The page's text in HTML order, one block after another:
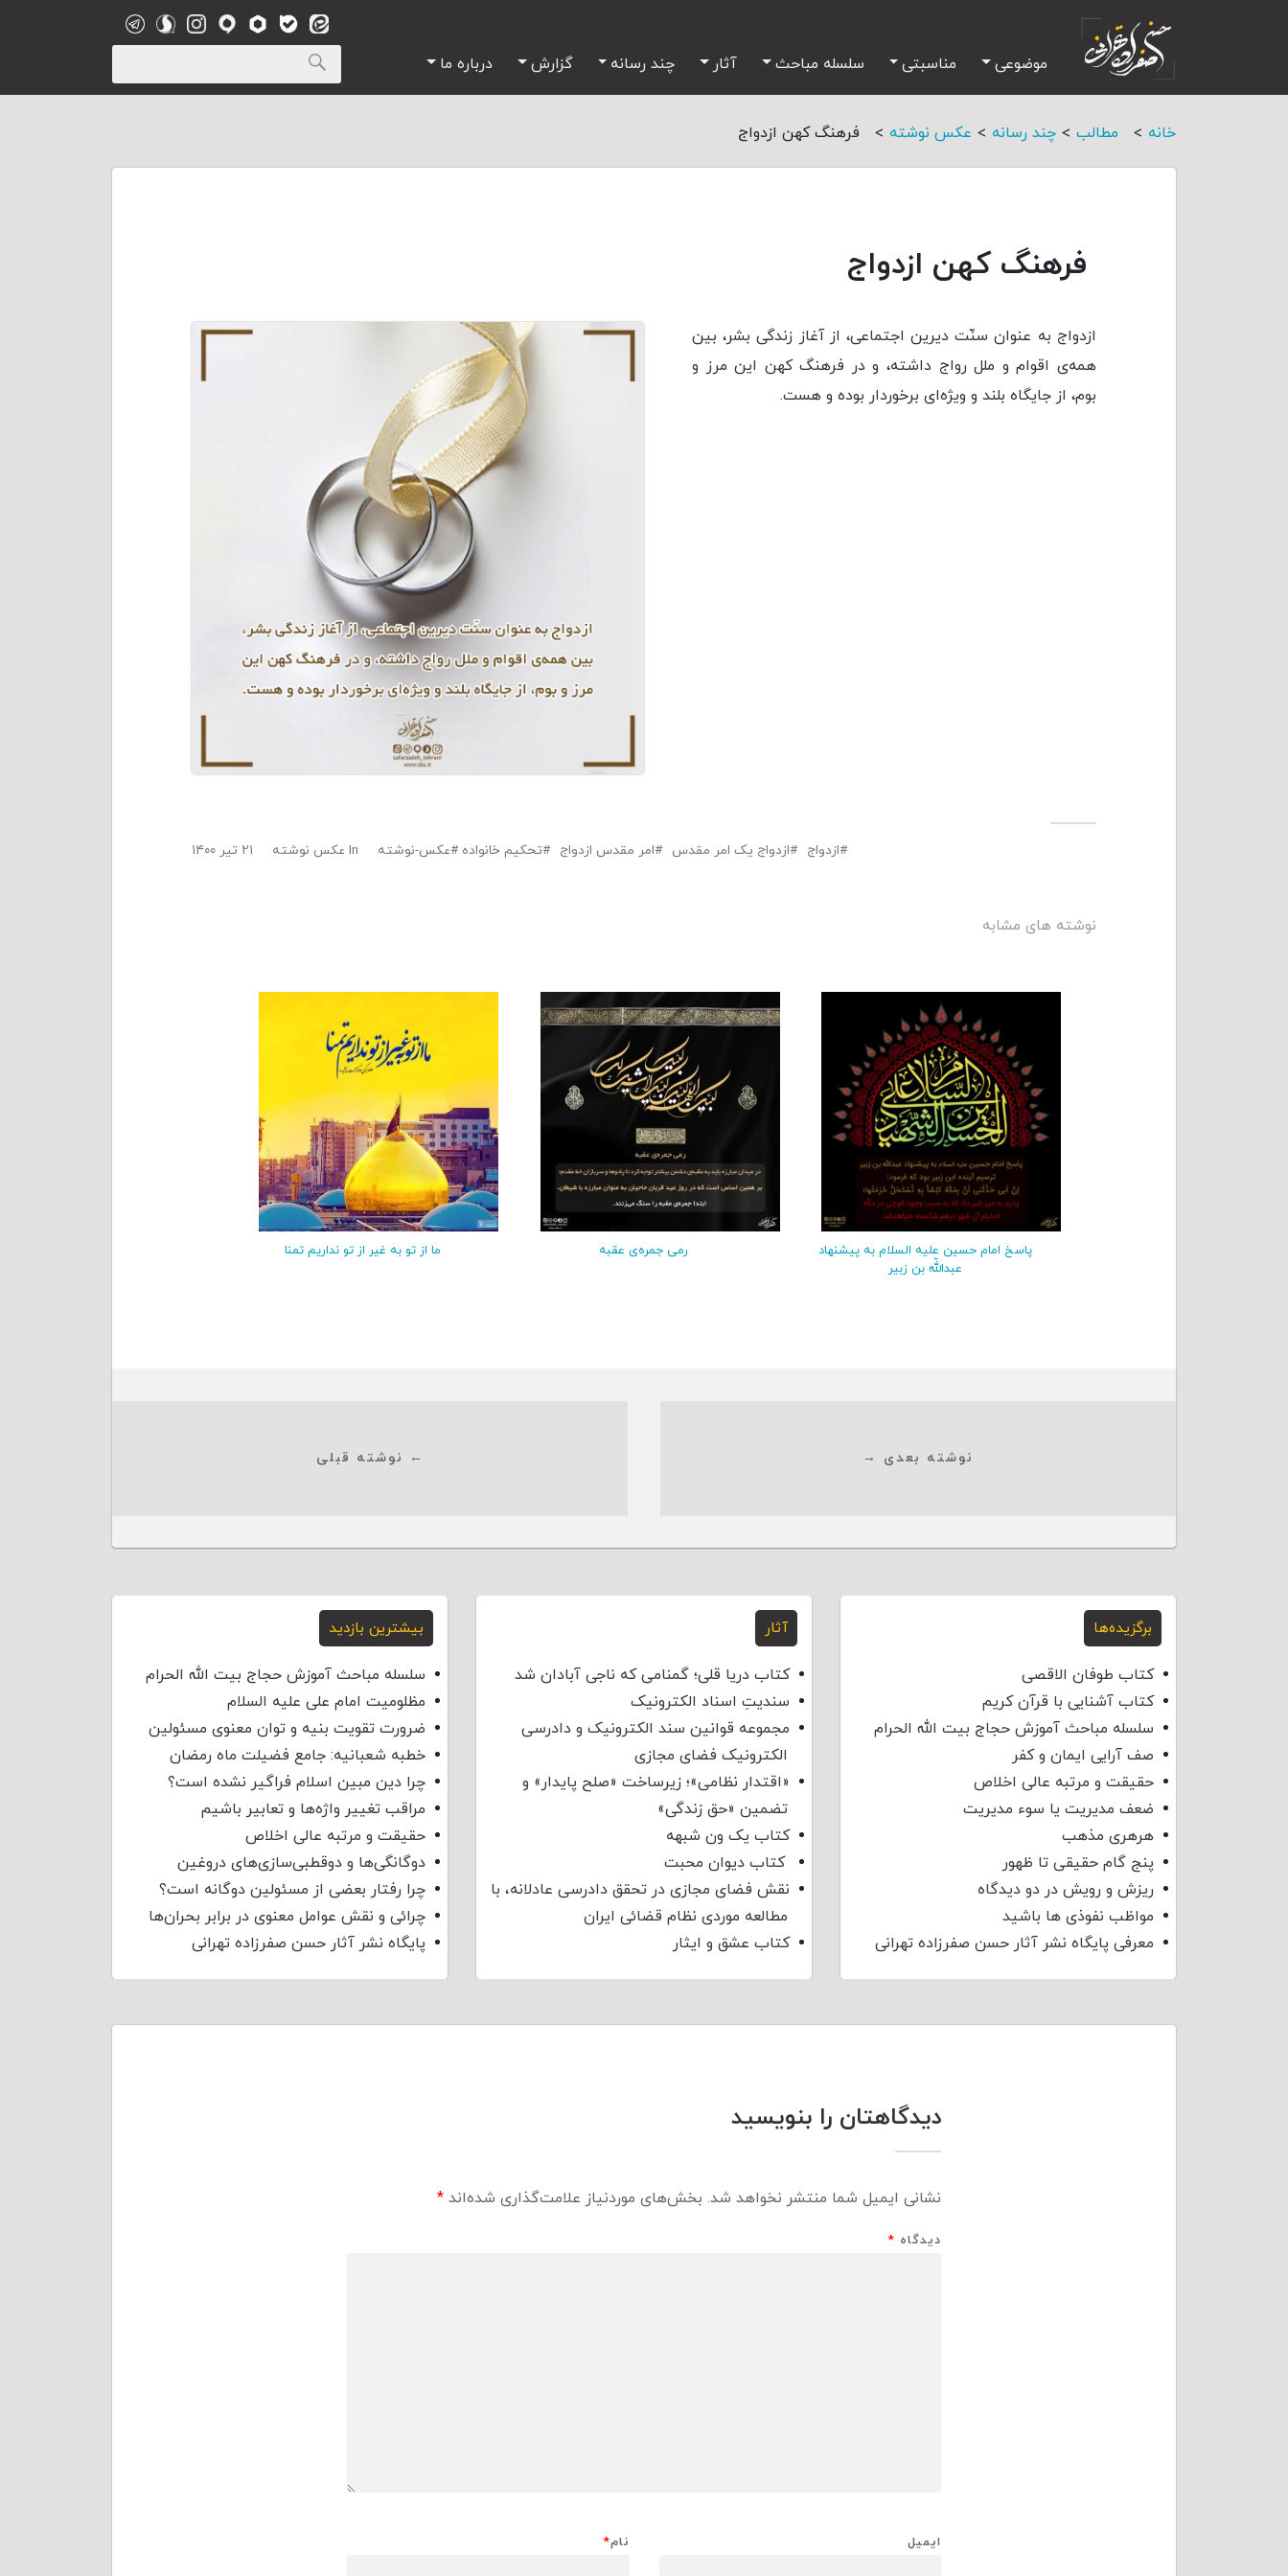
موضوعی مناسبتی سلسله مباحث آثار چند رسانه گزارش درباره ما
خانه > مطالب > چند رسانه > عکس نوشته > فرهنگ کهن ازدواج
فرهنگ کهن ازدواج
ازدواج به عنوان سنّت دیرین اجتماعی، از آغاز زندگی بشر، بین
همه‌ی اقوام و ملل رواج داشته، و در فرهنگ کهن این مرز و
بوم، از جایگاه بلند و ویژه‌ای برخوردار بوده و هست.
۲۱ تیر ۱۴۰۰ In عکس نوشته ازدواج ازدواج یک امر مقدس امر مقدس ازدواج تحکیم خانواده عکس-نوشته
نوشته های مشابه
پاسخ امام حسین علیه السلام به پیشنهاد
عبداللّه بن زبیر
رمی جمره‌ی عقبه ما از تو به غیر از تو نداریم تمنا
← نوشته قبلی نوشته بعدی →
برگزیده‌ها
کتاب طوفان الاقصی
کتاب آشنایی با قرآن کریم
سلسله مباحث آموزش حجاج بیت الله الحرام
صف آرایی ایمان و کفر
حقیقت و مرتبه عالی اخلاص
ضعف مدیریت یا سوء مدیریت
هرهری مذهب
پنج گام حقیقی تا ظهور
ریزش و رویش در دو دیدگاه
مواظب نفوذی‌ ها باشید
معرفی پایگاه نشر آثار حسن صفرزاده تهرانی
آثار
کتاب دریا قلی؛ گمنامی که ناجی آبادان شد
سندیتِ اسناد الکترونیک
مجموعه قوانین سند الکترونیک و دادرسی
الکترونیک فضای مجازی
«اقتدار نظامی»؛ زیرساخت «صلح پایدار» و
تضمین «حق زندگی»
کتاب یک ون شبهه
کتاب دیوان محبت
نقش فضای مجازی در تحقق دادرسی عادلانه، با
مطالعه موردی نظام قضائی ایران
کتاب عشق و ایثار
بیشترین بازدید
سلسله مباحث آموزش حجاج بیت الله الحرام
مظلومیت امام علی علیه السلام
ضرورت تقویت بنیه و توان معنوی مسئولین
خطبه شعبانیه: جامع فضیلت ماه رمضان
چرا دین مبین اسلام فراگیر نشده است؟
مراقب تغییر واژه‌ها و تعابیر باشیم
حقیقت و مرتبه عالی اخلاص
دوگانگی‌ها و دوقطبی‌سازی‌های دروغین
چرا رفتار بعضی از مسئولین دوگانه است؟
چرائی و نقش عوامل معنوی در برابر بحران‌ها
پایگاه نشر آثار حسن صفرزاده تهرانی
دیدگاهتان را بنویسید
نشانی ایمیل شما منتشر نخواهد شد. بخش‌های موردنیاز علامت‌گذاری شده‌اند *
دیدگاه *
نام* ایمیل